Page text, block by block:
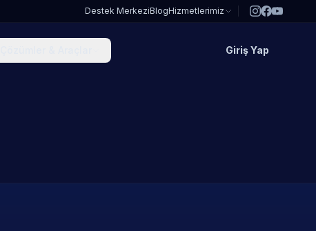
Destek MerkeziBlogHizmetlerimiz
Giriş Yap